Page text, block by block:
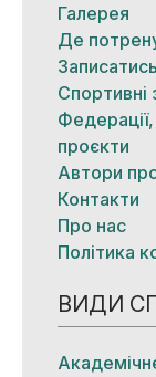
Галерея
Де
Спортивні
Федерації,
проєкти
Автори
Контакти
Про нас
Політика
ВИДИ